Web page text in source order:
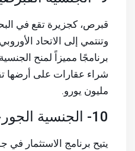
قبرص، كجزيرة تقع في
وتنتمي إلى الاتحاد
برنامجًا مميزاً لمنح
مليون يورو.
10- الجنسية الجورجية
يتيح برنامج الاستثمار